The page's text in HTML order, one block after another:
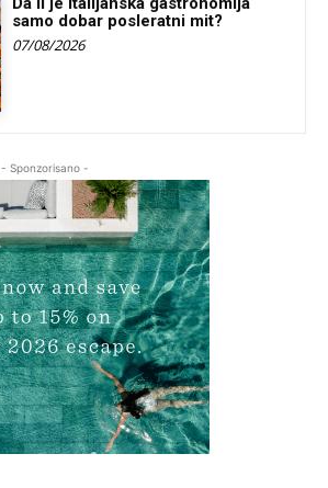
samo dobar posleratni mit?
07/08/2026
- Sponzorisano -